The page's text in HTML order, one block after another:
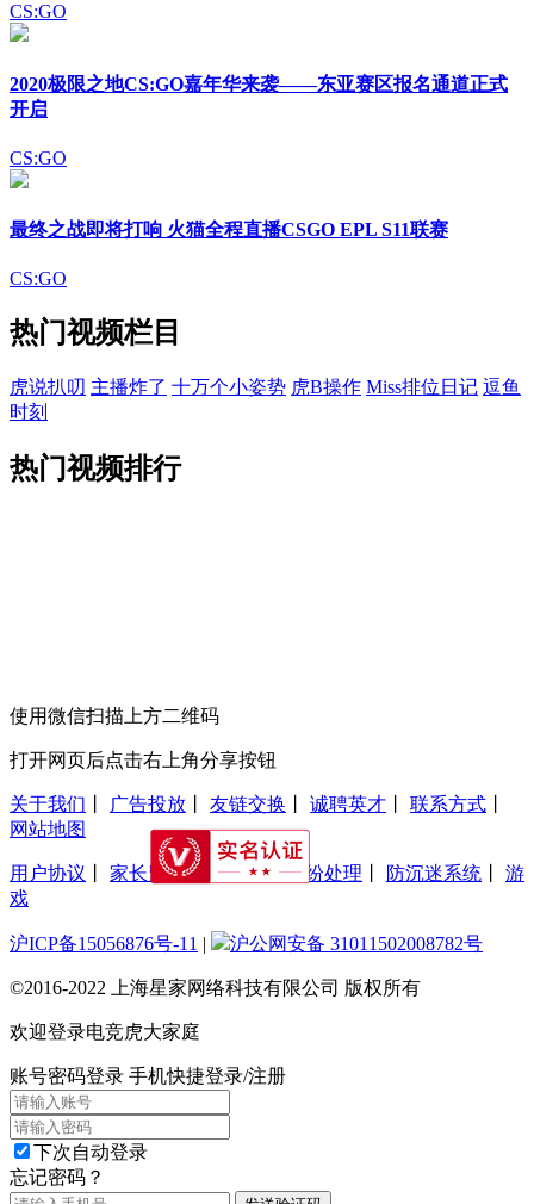
CS:GO
2020极限之地CS:GO嘉年华来袭——东亚赛区报名通道正式
开启
CS:GO
最终之战即将打响 火猫全程直播CSGO EPL S11联赛
CS:GO
热门视频栏目
虎说扒叨 主播炸了 十万个小姿势 虎B操作 Miss排位日记 逗鱼
时刻
热门视频排行
使用微信扫描上方二维码
打开网页后点击右上角分享按钮
关于我们 广告投放 友链交换 诚聘英才 联系方式
网站地图
用户协议 家长监护工程丨 交易纠纷处理 防沉迷系统
游
戏
沪ICP备15056876号-11 | 沪公网安备 31011502008782号
©2016-2022 上海星家网络科技有限公司 版权所有
欢迎登录电竞虎大家庭
账号密码登录 手机快捷登录/注册
下次自动登录
忘记密码？